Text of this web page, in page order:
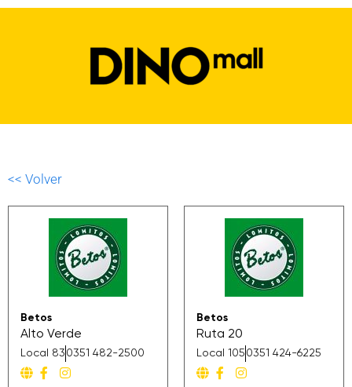
<< Volver
Betos
Alto Verde
Local 83 0351 482-2500
Betos
Ruta 20
Local 105 0351 424-6225